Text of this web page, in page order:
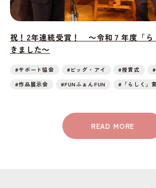
祝！2年連続受賞！ ～令和７年度「ら
きました～
#サポート協会 #ビッグ・アイ #授賞式
#作品展示会
#FUNふぁんFUN #「らしく」賞
READ MORE